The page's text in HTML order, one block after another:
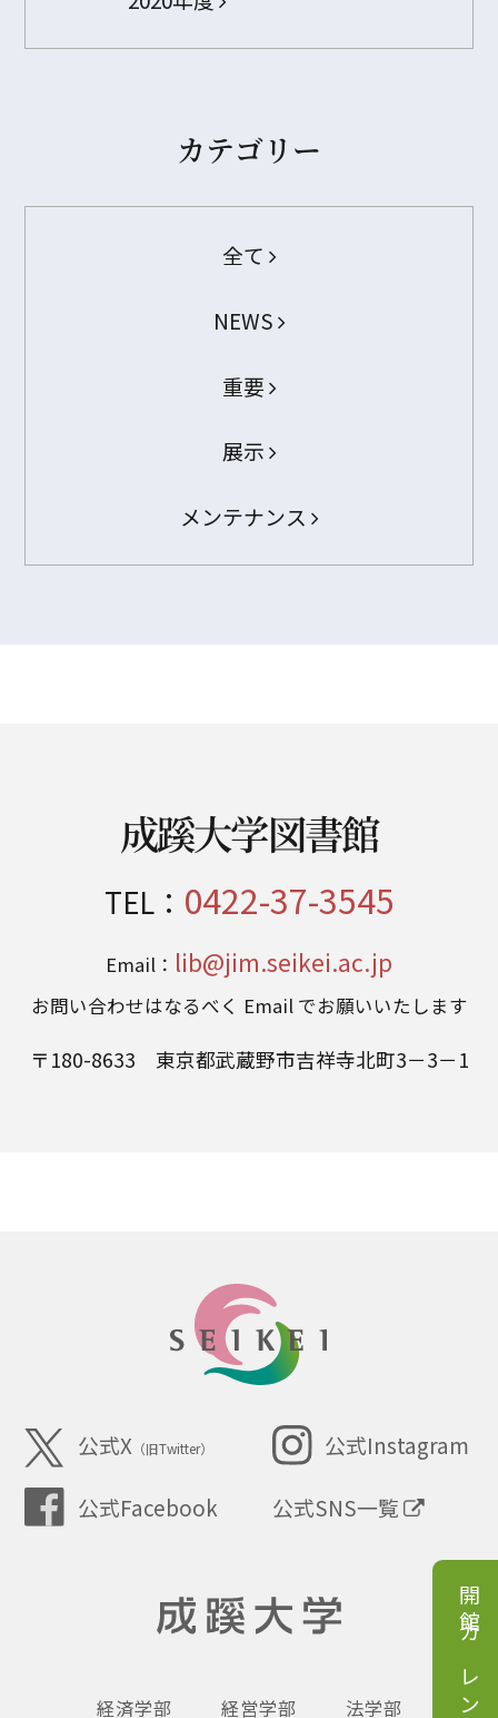
カテゴリー
全て
NEWS
重要
展示
メンテナンス
成蹊大学図書館
TEL： 0422-37-3545
Email： lib@jim.seikei.ac.jp
お問い合わせはなるべく Email でお願いいたします
〒180-8633 東京都武蔵野市吉祥寺北町3－3－1
公式X （旧Twitter） 公式Instagram
公式Facebook 公式SNS一覧
経済学部 経営学部 法学部 開館カレンダー